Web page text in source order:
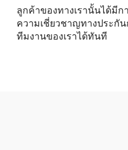
ลูกค้าของทางเรานั้นได้มี
ความเชี่ยวชาญทางประกั
ทีมงานของเราได้ทันที